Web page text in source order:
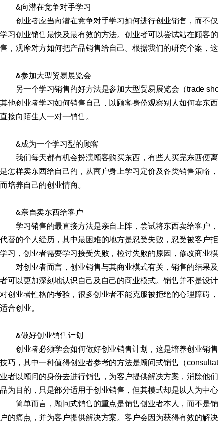
&向潜在竞争对手学习
创业者应当向潜在竞争对手学习如何进行创业销售，而不
学习创业销售最快及最有效的方法。创业者可以尝试站在顾客
售，观摩对方如何把产品销售给自己。根据我们的研究个案，
&参加大型贸易展览会
另一个学习销售的好方法是参加大型贸易展览会（trade
其他创业者学习如何销售自己，以顾客身份观察别人如何卖东
直接向陌生人一对一销售。
&成为一个学习型的顾客
我们每天都有机会扮演顾客购买东西，有些人买完东西便
是怎样卖东西给自己的，从商户身上学习定价及各类销售策略
而培养自己的创业情商。
&亲自卖东西给客户
学习销售的最直接方法是亲自上阵，尝试将东西卖给客户
代替的个人经历，其中最困难的地方是忍受失败，忍受被客户
学习，创业者需要学习接受失败，检讨失败的原因，修改商业
对创业者而言，创业销售与其商业模式有关，销售的结果
者可以更加深刻地认识自己及自己的商业模式。销售并不是设
对创业者性格的考验，很多创业者不能克服被拒绝的心理障碍
适合创业。
&做好创业销售计划
创业者必须学会如何做好创业销售计划，这是培养创业销
技巧，其中一种值得创业者参考的方法是顾问式销售（
业者以顾问的身份去进行销售，为客户提供解决方案，消除他
品为目的，只是部分适用于创业销售，但其模式却是以人为中
简单而言，顾问式销售的重点是销售创业者本人，而不是
户的痛点，并为客户提供解决方案。客户会因为获得有效的解